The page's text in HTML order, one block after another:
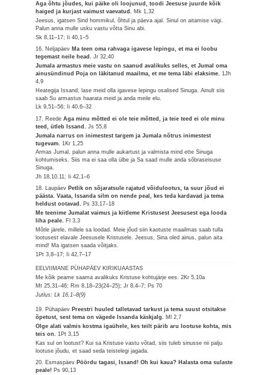
Aga õhtu jõudes, kui päike oli loojunud, toodi Jeesuse juurde kõik
haiged ja kurjast vaimust vaevatud. Mk 1,32
Jeesus, igatsen Sind hommikul, õhtul ja päeva ajal. Sinul on aitamise vägi.
Palun anna mulle usku vastu võtta Sinu abi.
Sk 8,11–17; Ii 40,1–5
16. Neljapäev Ma teen oma rahvaga igavese lepingu, et ma ei loobu
tegemast neile head.Jr 32,40
Jumala armastus meie vastu on saanud avalikuks selles, et Jumal oma
ainusündinud Poja on läkitanud maailma, et me tema läbi elaksime. 1Jh
4,9
Heategija Issand, lase meid olla igavese lepingu osalised Sinuga. Ainult siis
saab Su armastus haarata meid ja anda meile elu.
Lk 9,51–56; Ii 40,6–32
17. ReedeAga minu mõtted ei ole teie mõtted, ja teie teed ei ole minu
teed, ütleb Issand.Js 55,8
Jumala narrus on inimestest targem ja Jumala nõtrus inimestest
tugevam. 1Kr 1,25
Armas Jumal, palun anna mulle aukartust ja valmista mind ette Sinuga
kohtumiseks. Siis ma ei saa olla ülbe ja Sa saad mulle anda sõbraseisuse
Sinuga.
Jh 18,10.11; Ii 42,1–6
18. Laupäev Petlik on sõjaratsule rajatud võidulootus, ta suur jõud ei
päästa. Vaata, Issanda silm on nende peal, kes teda kardavad ja tema
heldust ootavad. Ps 33,17–18
Me teenime Jumalat vaimus ja kiitleme Kristusest Jeesusest ega looda
liha peale. Fl 3,3
Mõtle järele, millele sa loodad. Meie jõud siin kaotuste maailmas saab tulla
lootusest elavale Jeesusele Kristusele. Jeesus, Sina oled ainus, palun aita
mind! Ma igatsen saada võitjaks.
1Pt 3,8–17; Ii 42,7–17
EELVIIMANE PÜHAPÄEV KIRIKUAASTAS
Me kõik peame saama avalikuks Kristuse kohtujärje ees.2Kr 5,10a
Mt 25,31–46; Rm 8,18–23(24–25); Jr 8,4–7; Ps 70
Jutlus: Lk 16,1–8(9)
19. Pühapäev Preestri huuled talletavad tarkust ja tema suust otsitakse
õpetust, sest tema on vägede Issanda käskjalg. Ml 2,7
Olge alati valmis kostma igaühele, kes teilt pärib aru lootuse kohta, mis
teis on. 1Pt 3,15
Kas sul on lootust? Kui sa Kristuse vastu võtad, siis tuleb sinusse nii palju
lootuse jõudu, et saad seda teistelegi jagada.
20. Esmaspäev Pöördu tagasi, Issand! Oh kui kaua? Halasta oma sulaste
peale! Ps 90,13